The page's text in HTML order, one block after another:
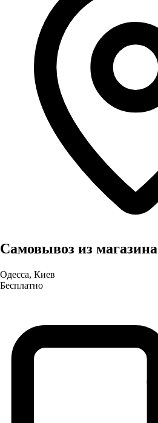
Самовывоз из магазина
Одесса, Киев
Бесплатно